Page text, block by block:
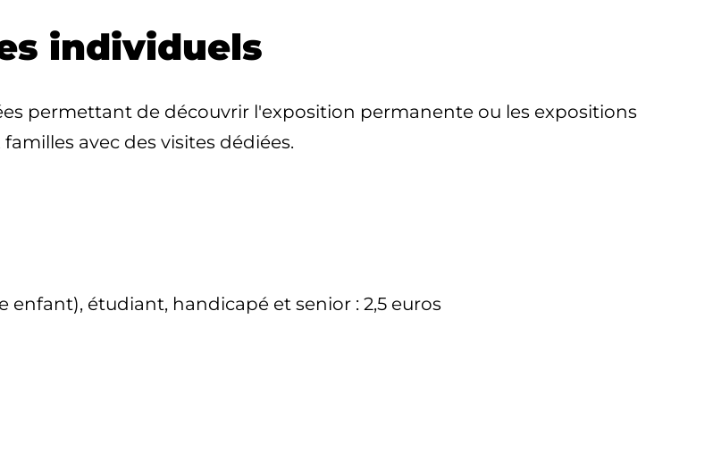
individuels
permettant de découvrir l'exposition permanente ou les expositions
avec des visites dédiées.
enfant), étudiant, handicapé et senior : 2,5 euros